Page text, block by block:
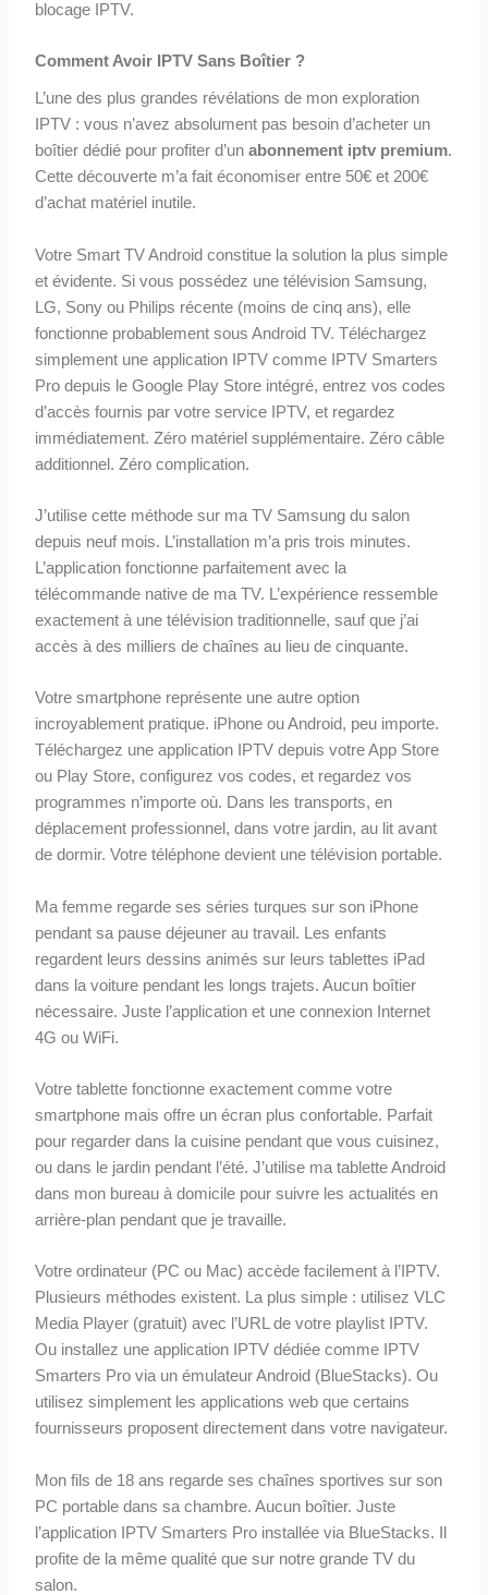
blocage IPTV.
Comment Avoir IPTV Sans Boîtier ?
L’une des plus grandes révélations de mon exploration
IPTV : vous n’avez absolument pas besoin d’acheter un
boîtier dédié pour profiter d’unabonnement iptv premium.
Cette découverte m’a fait économiser entre 50€ et 200€
d’achat matériel inutile.
Votre Smart TV Android constitue la solution la plus simple
et évidente. Si vous possédez une télévision Samsung,
LG, Sony ou Philips récente (moins de cinq ans), elle
fonctionne probablement sous Android TV. Téléchargez
simplement une application IPTV comme IPTV Smarters
Pro depuis le Google Play Store intégré, entrez vos codes
d’accès fournis par votre service IPTV, et regardez
immédiatement. Zéro matériel supplémentaire. Zéro câble
additionnel. Zéro complication.
J’utilise cette méthode sur ma TV Samsung du salon
depuis neuf mois. L’installation m’a pris trois minutes.
L’application fonctionne parfaitement avec la
télécommande native de ma TV. L’expérience ressemble
exactement à une télévision traditionnelle, sauf que j’ai
accès à des milliers de chaînes au lieu de cinquante.
Votre smartphone représente une autre option
incroyablement pratique. iPhone ou Android, peu importe.
Téléchargez une application IPTV depuis votre App Store
ou Play Store, configurez vos codes, et regardez vos
programmes n’importe où. Dans les transports, en
déplacement professionnel, dans votre jardin, au lit avant
de dormir. Votre téléphone devient une télévision portable.
Ma femme regarde ses séries turques sur son iPhone
pendant sa pause déjeuner au travail. Les enfants
regardent leurs dessins animés sur leurs tablettes iPad
dans la voiture pendant les longs trajets. Aucun boîtier
nécessaire. Juste l’application et une connexion Internet
4G ou WiFi.
Votre tablette fonctionne exactement comme votre
smartphone mais offre un écran plus confortable. Parfait
pour regarder dans la cuisine pendant que vous cuisinez,
ou dans le jardin pendant l’été. J’utilise ma tablette Android
dans mon bureau à domicile pour suivre les actualités en
arrière-plan pendant que je travaille.
Votre ordinateur (PC ou Mac) accède facilement à l’IPTV.
Plusieurs méthodes existent. La plus simple : utilisez VLC
Media Player (gratuit) avec l’URL de votre playlist IPTV.
Ou installez une application IPTV dédiée comme IPTV
Smarters Pro via un émulateur Android (BlueStacks). Ou
utilisez simplement les applications web que certains
fournisseurs proposent directement dans votre navigateur.
Mon fils de 18 ans regarde ses chaînes sportives sur son
PC portable dans sa chambre. Aucun boîtier. Juste
l’application IPTV Smarters Pro installée via BlueStacks. Il
profite de la même qualité que sur notre grande TV du
salon.